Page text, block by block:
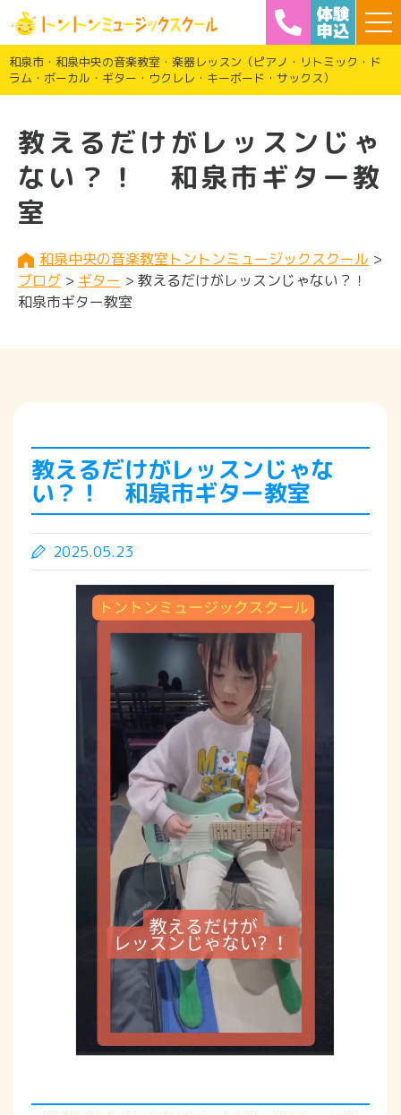
和泉市・和泉中央の音楽教室・楽器レッスン（ピアノ・リトミック・ド
ラム・ボーカル・ギター・ウクレレ・キーボード・サックス）
教えるだけがレッスンじゃ
ない？！ 和泉市ギター教
室
和泉中央の音楽教室トントンミュージックスクール >
ブログ > ギター > 教えるだけがレッスンじゃない？！
和泉市ギター教室
教えるだけがレッスンじゃな
い？！ 和泉市ギター教室
2025.05.23